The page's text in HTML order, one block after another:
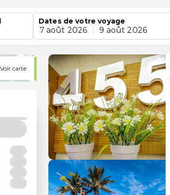
Dates de votre voyage
7 août 2026 9 août 2026
Voir carte